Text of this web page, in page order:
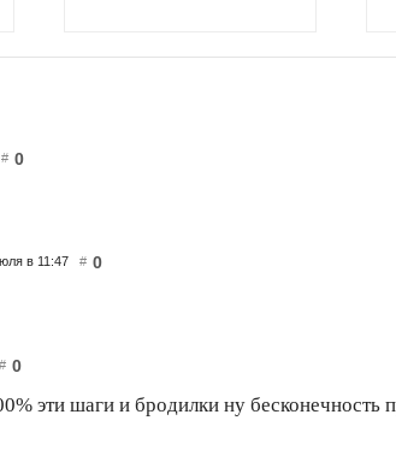
# 0
в 11:47 # 0
# 0
эти шаги и бродилки ну бесконечность